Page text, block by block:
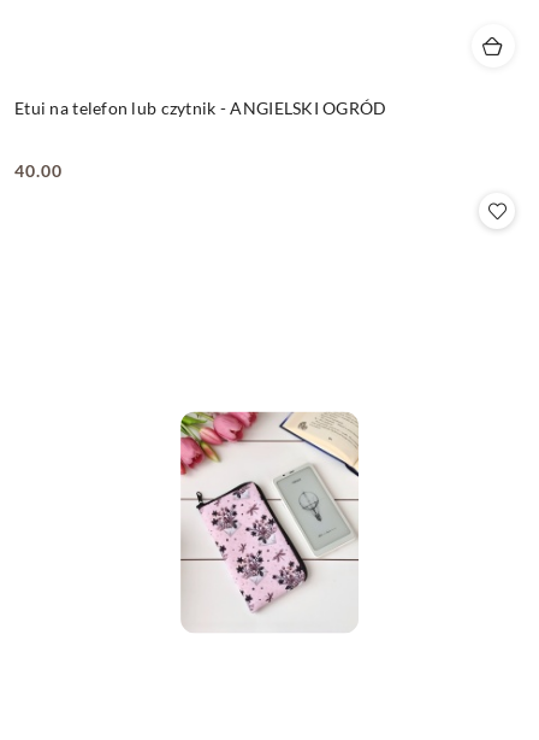
Etui na telefon lub czytnik - ANGIELSKI OGRÓD
Cena:
40.00